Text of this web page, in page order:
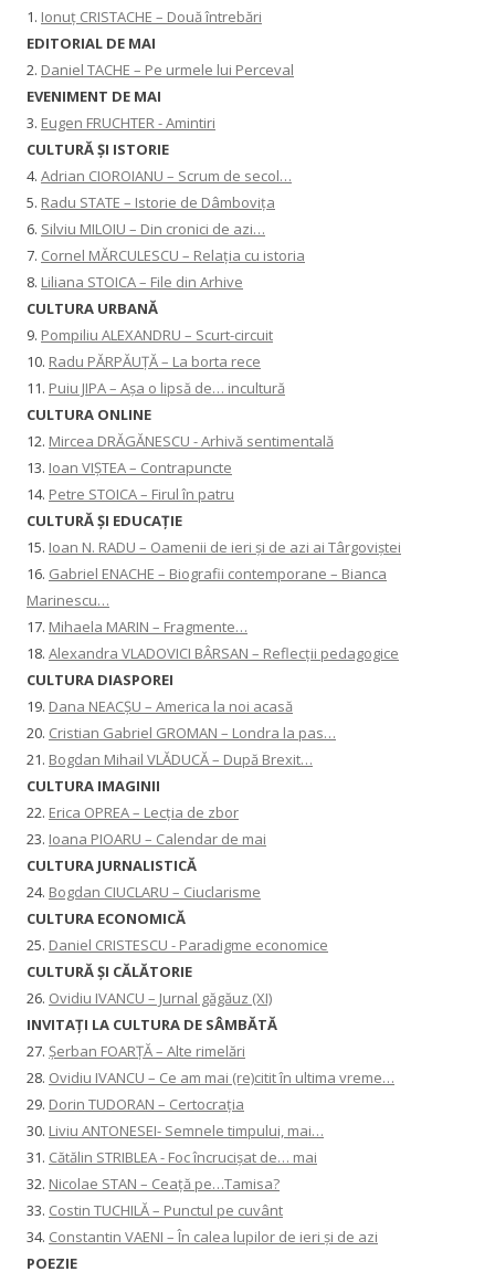
1. Ionuț CRISTACHE – Două întrebări
EDITORIAL DE MAI
2. Daniel TACHE – Pe urmele lui Perceval
EVENIMENT DE MAI
3. Eugen FRUCHTER - Amintiri
CULTURĂ ŞI ISTORIE
4. Adrian CIOROIANU – Scrum de secol…
5. Radu STATE – Istorie de Dâmbovița
6. Silviu MILOIU – Din cronici de azi…
7. Cornel MĂRCULESCU – Relația cu istoria
8. Liliana STOICA – File din Arhive
CULTURA URBANĂ
9. Pompiliu ALEXANDRU – Scurt-circuit
10. Radu PĂRPĂUȚĂ – La borta rece
11. Puiu JIPA – Așa o lipsă de… incultură
CULTURA ONLINE
12. Mircea DRĂGĂNESCU - Arhivă sentimentală
13. Ioan VIȘTEA – Contrapuncte
14. Petre STOICA – Firul în patru
CULTURĂ ŞI EDUCAŢIE
15. Ioan N. RADU – Oamenii de ieri și de azi ai Târgoviștei
16. Gabriel ENACHE – Biografii contemporane – Bianca
Marinescu…
17. Mihaela MARIN – Fragmente…
18. Alexandra VLADOVICI BÂRSAN – Reflecții pedagogice
CULTURA DIASPOREI
19. Dana NEACȘU – America la noi acasă
20. Cristian Gabriel GROMAN – Londra la pas…
21. Bogdan Mihail VLĂDUCĂ – După Brexit…
CULTURA IMAGINII
22. Erica OPREA – Lecția de zbor
23. Ioana PIOARU – Calendar de mai
CULTURA JURNALISTICĂ
24. Bogdan CIUCLARU – Ciuclarisme
CULTURA ECONOMICĂ
25. Daniel CRISTESCU - Paradigme economice
CULTURĂ ȘI CĂLĂTORIE
26. Ovidiu IVANCU – Jurnal găgăuz (XI)
INVITAŢI LA CULTURA DE SÂMBĂTĂ
27. Șerban FOARȚĂ – Alte rimelări
28. Ovidiu IVANCU – Ce am mai (re)citit în ultima vreme…
29. Dorin TUDORAN – Certocrația
30. Liviu ANTONESEI- Semnele timpului, mai…
31. Cătălin STRIBLEA - Foc încrucișat de… mai
32. Nicolae STAN – Ceață pe…Tamisa?
33. Costin TUCHILĂ – Punctul pe cuvânt
34. Constantin VAENI – În calea lupilor de ieri și de azi
POEZIE